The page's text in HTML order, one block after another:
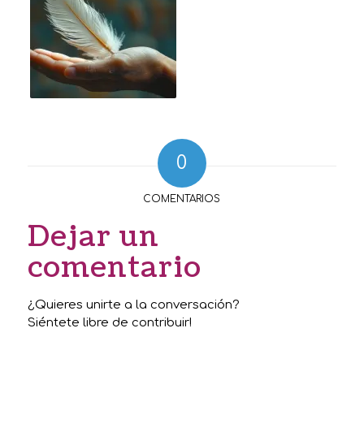
0
COMENTARIOS
Dejar un
comentario
¿Quieres unirte a la conversación?
Siéntete libre de contribuir!